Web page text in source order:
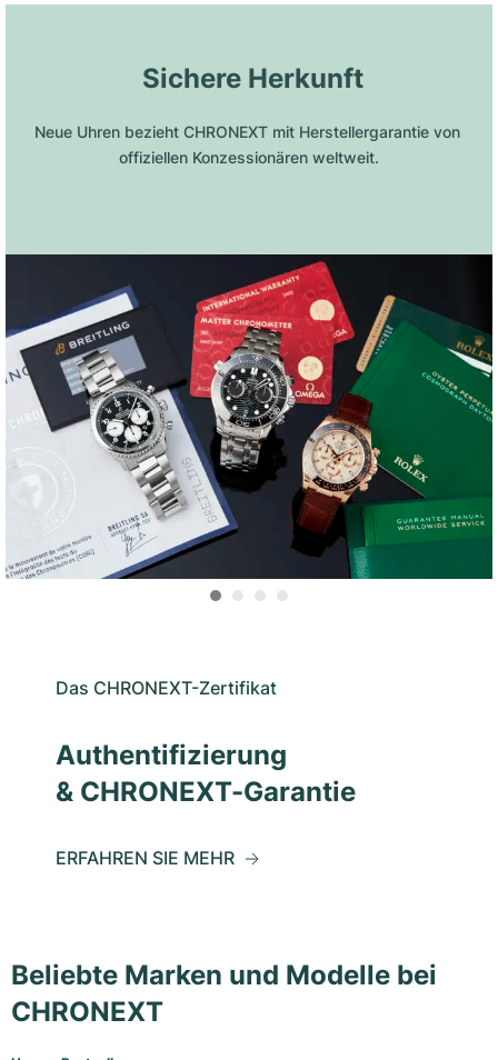
Sichere Herkunft
Neue Uhren bezieht CHRONEXT mit Herstellergarantie von
offiziellen Konzessionären weltweit.
Das CHRONEXT-Zertifikat
Authentifizierung
& CHRONEXT-Garantie
ERFAHREN SIE MEHR
Beliebte Marken und Modelle bei
CHRONEXT